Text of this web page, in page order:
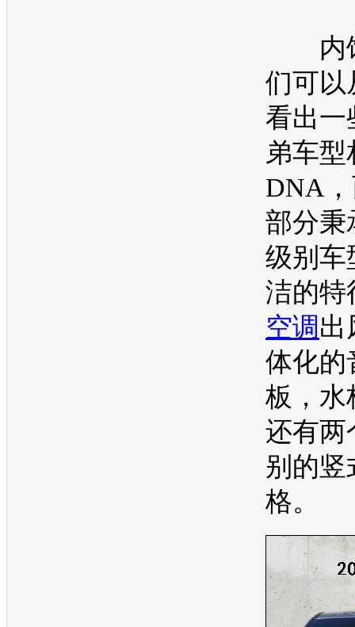
内
们可以
看出一
弟车型
DNA
部分秉
级别 车
洁的特
空调出
体化的
板，水
还有两
别的竖
格。